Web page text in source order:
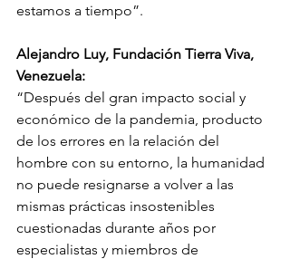
estamos a tiempo”.
Alejandro Luy, Fundación Tierra Viva,
Venezuela:
“Después del gran impacto social y
económico de la pandemia, producto
de los errores en la relación del
hombre con su entorno, la humanidad
no puede resignarse a volver a las
mismas prácticas insostenibles
cuestionadas durante años por
especialistas y miembros de